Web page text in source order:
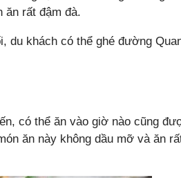
rất đậm đà.
du khách có thể ghé đường
có thể ăn vào giờ nào cũng
ăn này không dầu mỡ và ăn